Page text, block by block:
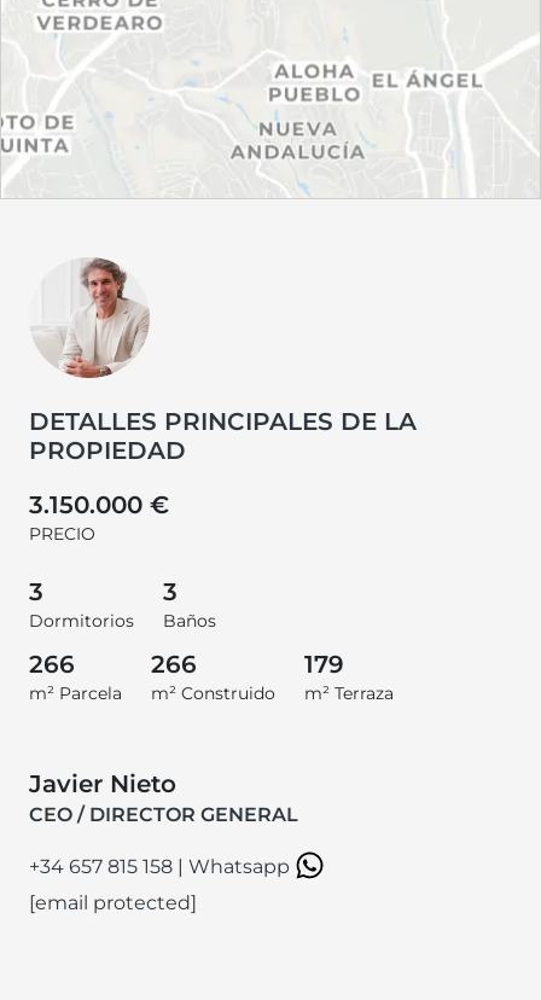
DETALLES PRINCIPALES DE LA
PROPIEDAD
3.150.000 €
PRECIO
3
Dormitorios
3
Baños
266
m² Parcela
266
m² Construido
179
m² Terraza
Javier Nieto
CEO / DIRECTOR GENERAL
+34 657 815 158 | Whatsapp
[email protected]